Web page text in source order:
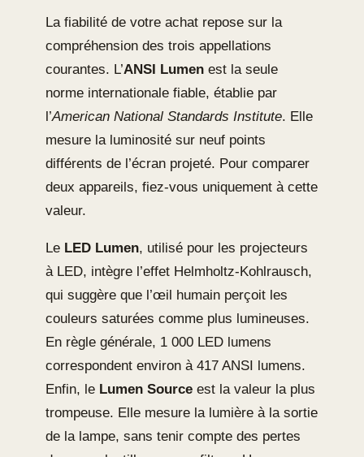
La fiabilité de votre achat repose sur la
compréhension des trois appellations
courantes. L’ANSI Lumen est la seule
norme internationale fiable, établie par
l’American National Standards Institute. Elle
mesure la luminosité sur neuf points
différents de l’écran projeté. Pour comparer
deux appareils, fiez-vous uniquement à cette
valeur.
Le LED Lumen, utilisé pour les projecteurs
à LED, intègre l’effet Helmholtz-Kohlrausch,
qui suggère que l’œil humain perçoit les
couleurs saturées comme plus lumineuses.
En règle générale, 1 000 LED lumens
correspondent environ à 417 ANSI lumens.
Enfin, le Lumen Source est la valeur la plus
trompeuse. Elle mesure la lumière à la sortie
de la lampe, sans tenir compte des pertes